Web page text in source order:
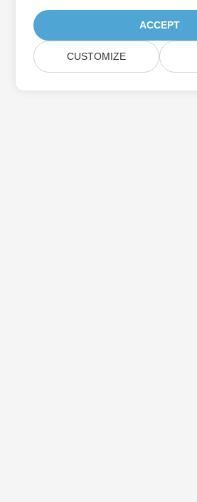
ACCEPT
CUSTOMIZE